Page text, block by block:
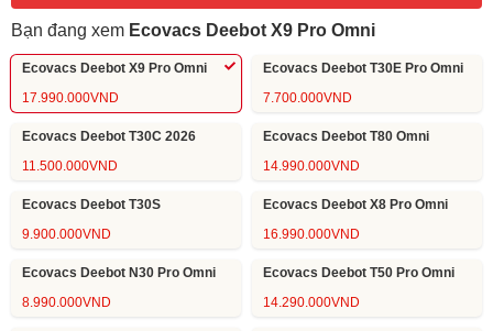
Bạn đang xem Ecovacs Deebot X9 Pro Omni
Ecovacs Deebot X9 Pro Omni
17.990.000VND
Ecovacs Deebot T30E Pro Omni
7.700.000VND
Ecovacs Deebot T30C 2026
11.500.000VND
Ecovacs Deebot T80 Omni
14.990.000VND
Ecovacs Deebot T30S
9.900.000VND
Ecovacs Deebot X8 Pro Omni
16.990.000VND
Ecovacs Deebot N30 Pro Omni
8.990.000VND
Ecovacs Deebot T50 Pro Omni
14.290.000VND